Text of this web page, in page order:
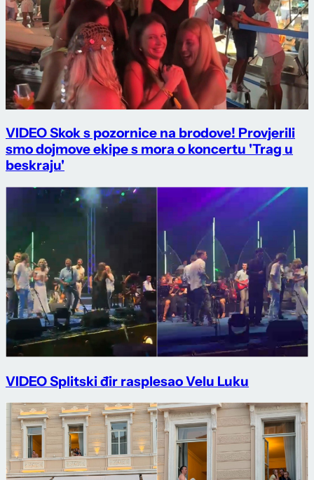
VIDEO Skok s pozornice na brodove! Provjerili
smo dojmove ekipe s mora o koncertu 'Trag u
beskraju'
VIDEO Splitski đir rasplesao Velu Luku